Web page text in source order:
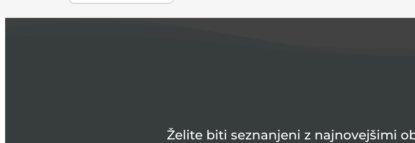
Želite biti seznanjeni z najnovejšimi